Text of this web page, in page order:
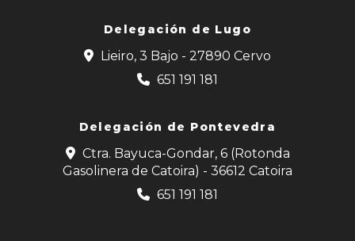
Delegación de Lugo
Lieiro, 3 Bajo - 27890 Cervo
651 191 181
Delegación de Pontevedra
Ctra. Bayuca-Gondar, 6 (Rotonda
Gasolinera de Catoira) - 36612 Catoira
651 191 181